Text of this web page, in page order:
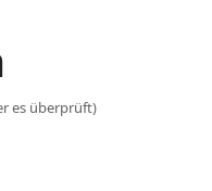
es überprüft)